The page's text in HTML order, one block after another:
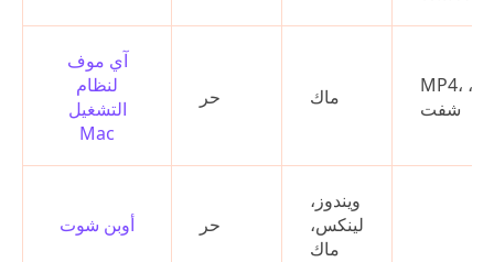
آي موف
لنظام
التشغيل
Mac
حر ماك
MP4، موف،
شفت
أوبن شوت حر
ويندوز،
لينكس،
ماك